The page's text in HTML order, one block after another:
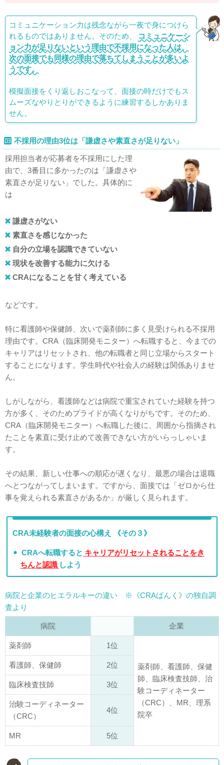
コミュニケーション力は残念ながら一夜で身につけら
れるものではありません。そのため、
コミュニケーシ
ョン力が足りないという理由で不採用になった人は、
次の面接でも同様の理由で落ちてしまうことが多いよ
うです。
模擬面接をくり返しおこなって、面接の時だけでもス
ムーズなやりとりができるように練習するしかありま
せん。
不採用の理由3位は「謙虚さや素直さが足りない」
採用担当者が応募者を不採用にした理
由で、3番目に多かったのは「謙虚さや
素直さが足りない」でした。具体的に
は
謙虚さがない
素直さを感じなかった
自分の立場を認識できていない
現状を改善する能力に欠ける
CRAになることを甘く考えている
などです。
特に看護師や保健師、次いで薬剤師に多く見受けられる不採用
理由です。CRA（臨床開発モニター）へ転職すると、今までの
キャリアはリセットされ、他の転職者と同じ立場からスタート
することになります。学生時代や社会人の経験は関係ありませ
ん。
しがしながら、看護師などは病院で重宝されていた経験を持つ
方が多く、そのためプライドが高くなりがちです。そのため、
CRA（臨床開発モニター）へ転職した後に、周囲から指摘され
たことを素直に受け止めて改善できない方がいらっしゃいま
す。
その結果、新しい仕事への順応が遅くなり、最悪の場合は退職
へとつながってしまいます。ですから、面接では「ゼロから仕
事を覚えられる素直さがあるか」が厳しく見られます。
CRA未経験者の面接の心構え 《その３》
CRAへ転職すると キャリアがリセットされることをき
ちんと認識 しよう
病院と企業のヒエラルキーの違い ※《CRAばんく》の独自調
査より
病院 企業
薬剤師 1位
薬剤師、看護師、保健
師、臨床検査技師、治
験コーディネーター
（CRC）、MR、理系
院卒
看護師、保健師 2位
臨床検査技師 3位
治験コーディネーター
（CRC）
4位
MR 5位